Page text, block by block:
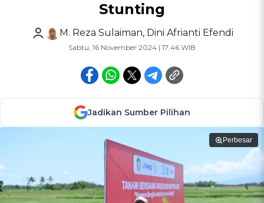
Stunting
M. Reza Sulaiman, Dini Afrianti Efendi
Sabtu, 16 November 2024 | 17:46 WIB
Jadikan Sumber Pilihan
Perbesar